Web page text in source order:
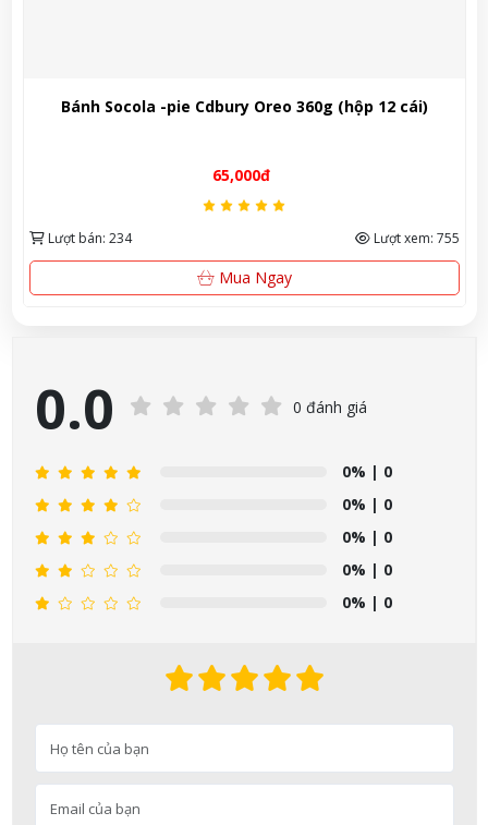
-pie Cdbury Oreo 360g (hộp 12 cái) Bánh qui Nhật
Lượt bán: 345
0.0 0 đánh giá
0% | 0
0% | 0
0% | 0
0% | 0
0% | 0